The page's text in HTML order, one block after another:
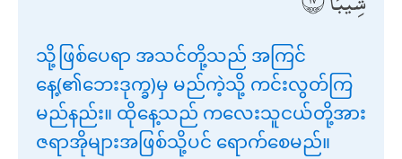
သို့ဖြစ်ပေရာ အသင်တို့သည် အကြင်
နေ့(၏ဘေးဒုက္ခ)မှ မည်ကဲ့သို့ ကင်းလွတ်ကြ
မည်နည်း။ ထိုနေ့သည် ကလေးသူငယ်တို့အား
ဇရာအိုများအဖြစ်သို့ပင် ရောက်စေမည်။